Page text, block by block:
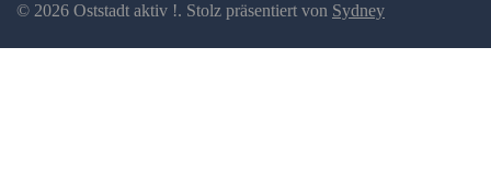
© 2026 Oststadt aktiv !. Stolz präsentiert von Sydney